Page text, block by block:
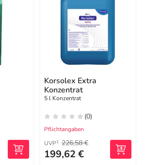
Korsolex Extra
Konzentrat
5 l Konzentrat
(0)
Pflichtangaben
UVP1 226,58 €
199,62 €